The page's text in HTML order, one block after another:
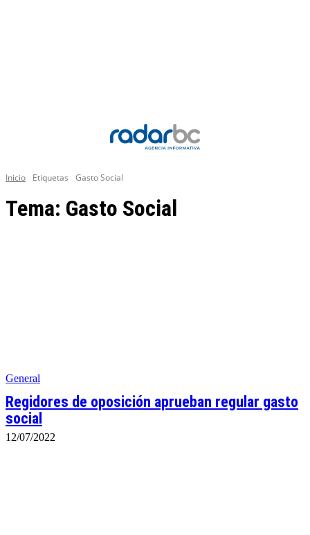
Inicio Etiquetas Gasto Social
Tema: Gasto Social
General
Regidores de oposición aprueban regular gasto
social
12/07/2022